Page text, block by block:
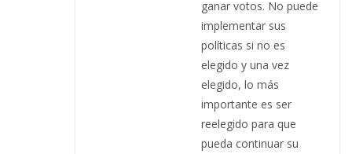
ganar votos. No puede
implementar sus
políticas si no es
elegido y una vez
elegido, lo más
importante es ser
reelegido para que
pueda continuar su